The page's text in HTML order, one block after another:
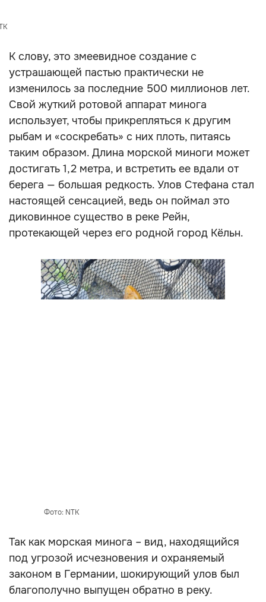
К слову, это змеевидное создание с
устрашающей пастью практически не
изменилось за последние 500 миллионов лет.
Свой жуткий ротовой аппарат минога
использует, чтобы прикрепляться к другим
рыбам и «соскребать» с них плоть, питаясь
таким образом. Длина морской миноги может
достигать 1,2 метра, и встретить ее вдали от
берега — большая редкость. Улов Стефана стал
настоящей сенсацией, ведь он поймал это
диковинное существо в реке Рейн,
протекающей через его родной город Кёльн.
Фото: NTK
Так как морская минога – вид, находящийся
под угрозой исчезновения и охраняемый
законом в Германии, шокирующий улов был
благополучно выпущен обратно в реку.